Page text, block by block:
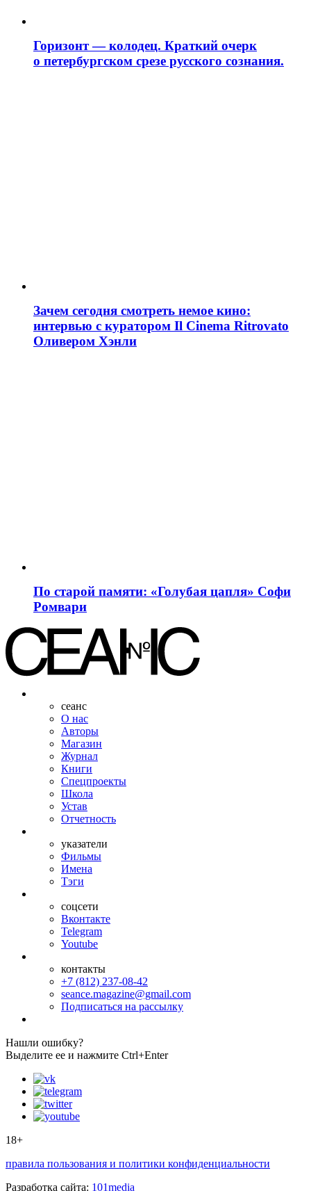
Горизонт — колодец. Краткий очерк
о петербургском срезе русского сознания.
Зачем сегодня смотреть немое кино:
интервью с куратором Il Cinema Ritrovato
Оливером Хэнли
По старой памяти: «Голубая цапля» Софи
Ромвари
сеанс
О нас
Авторы
Магазин
Журнал
Книги
Спецпроекты
Школа
Устав
Отчетность
указатели
Фильмы
Имена
Тэги
соцсети
Вконтакте
Telegram
Youtube
контакты
+7 (812) 237-08-42
seance.magazine@gmail.com
Подписаться на рассылку
Нашли ошибку?
Выделите ее и нажмите Ctrl+Enter
18+
правила пользования и политики конфиденциальности
Разработка сайта: 101media